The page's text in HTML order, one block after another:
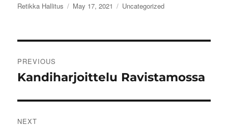
Author
Retikka Hallitus
Posted
May 17, 2021 Categories
Uncategorized
navigation
PREVIOUS
Previous
Kandiharjoittelu Ravistamossa
NEXT